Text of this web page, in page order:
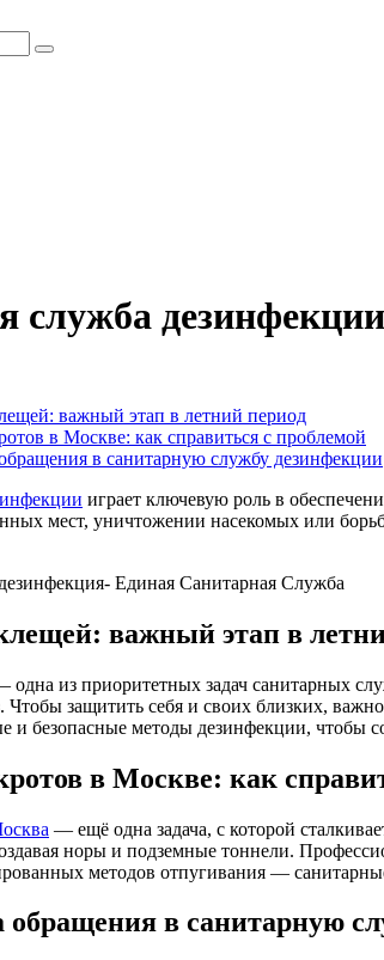
служба
важный этап в летний период
в Москве: как справиться с проблемой
в санитарную службу дезинфекции
играет ключевую роль в
мест, уничтожении насекомых или
важный этап в
одна из приоритетных задач санитарных
Чтобы защитить себя и своих близких,
и безопасные методы дезинфекции, чтобы
в Москве: как
— ещё одна задача, с которой
норы и подземные тоннели.
методов отпугивания —
в санитарную